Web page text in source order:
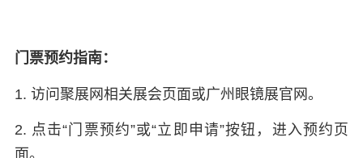
门票预约指南：
1. 访问聚展网相关展会页面或广州眼镜展官网。
2. 点击“门票预约”或“立即申请”按钮，进入预约页
面。